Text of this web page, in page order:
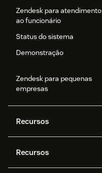
Zendesk para atendimento
ao funcionário
Status do sistema
Demonstração
Zendesk para pequenas
empresas
Recursos
Zendesk AI
Recursos